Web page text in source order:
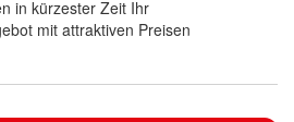
in kürzester Zeit Ihr
mit attraktiven Preisen